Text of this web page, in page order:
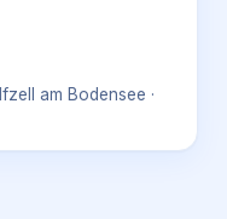
am Bodensee ·